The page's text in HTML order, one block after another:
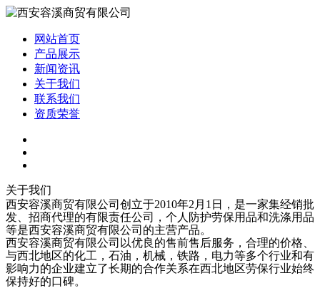
网站首页
产品展示
新闻资讯
关于我们
联系我们
资质荣誉
关于我们
西安容溪商贸有限公司创立于2010年2月1日，是一家集经销批
发、招商代理的有限责任公司，个人防护劳保用品和洗涤用品
等是西安容溪商贸有限公司的主营产品。
西安容溪商贸有限公司以优良的售前售后服务，合理的价格、
与西北地区的化工，石油，机械，铁路，电力等多个行业和有
影响力的企业建立了长期的合作关系在西北地区劳保行业始终
保持好的口碑。